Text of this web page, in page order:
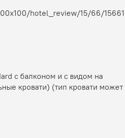
с балконом и с видом на
кровати) (тип кровати может